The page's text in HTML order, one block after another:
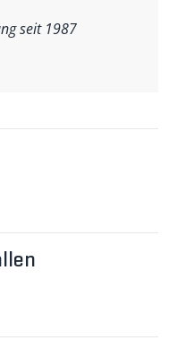
seit 1987